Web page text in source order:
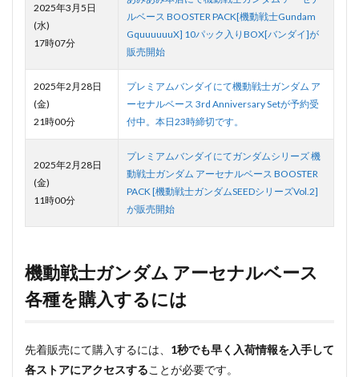
2025年3月5日
(水)
17時07分
ルベース BOOSTER PACK[機動戦士Gundam
GquuuuuuX] 10パック入りBOX[バンダイ]が
販売開始
2025年2月28日
(金)
21時00分
プレミアムバンダイにて機動戦士ガンダム ア
ーセナルベース 3rd Anniversary Setが予約受
付中。本日23時締切です。
2025年2月28日
(金)
11時00分
プレミアムバンダイにてガンダムシリーズ 機
動戦士ガンダム アーセナルベース BOOSTER
PACK [機動戦士ガンダムSEEDシリーズVol.2]
が販売開始
機動戦士ガンダム アーセナルベース
各種を購入するには
先着販売にて購入するには、 1秒でも早く入荷情報を入手して
各ストアにアクセスすることが必要です。